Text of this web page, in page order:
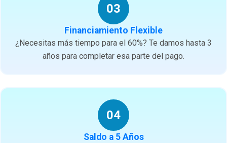
03
Financiamiento Flexible
¿Necesitas más tiempo para el 60%? Te damos hasta 3
años para completar esa parte del pago.
04
Saldo a 5 Años